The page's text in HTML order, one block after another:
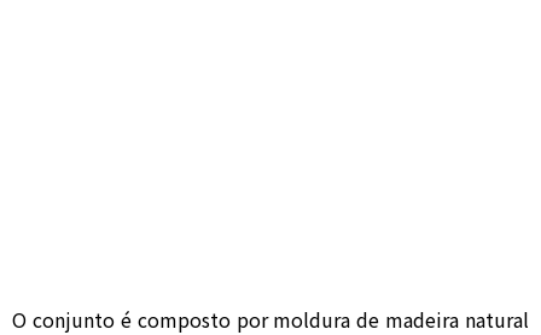
O conjunto é composto por moldura de madeira natural